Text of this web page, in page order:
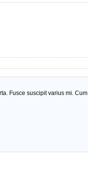
Fusce suscipit varius mi.